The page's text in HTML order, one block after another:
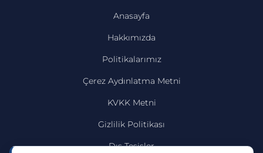
Anasayfa
Hakkımızda
Politikalarımız
Çerez Aydınlatma Metni
KVKK Metni
Gizlilik Politikası
Dış Tesisler